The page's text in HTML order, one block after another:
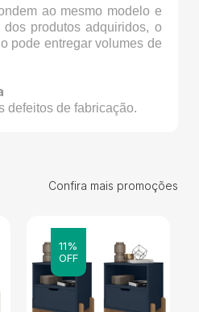
ao mesmo modelo e
produtos adquiridos, o
pode entregar volumes de
defeitos de fabricação.
Confira mais promoções
11%
OFF